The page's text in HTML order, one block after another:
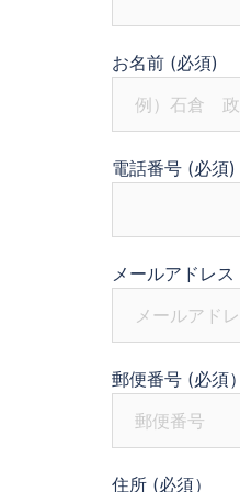
お名前 (必須)
電話番号 (必須)
メールアドレス
郵便番号 (必須）
住所 (必須）